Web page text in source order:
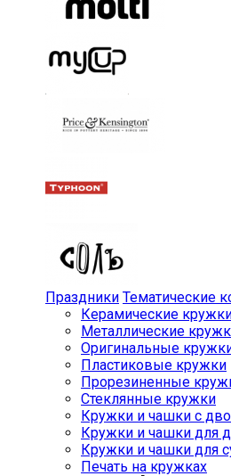
Праздники Тематические
Керамические
Металлические
Оригинальные
Пластиковые кружки
Прорезиненные
Стеклянные кружки
Кружки и чашки с
Кружки и чашки для
Кружки и чашки для
Печать на кружках